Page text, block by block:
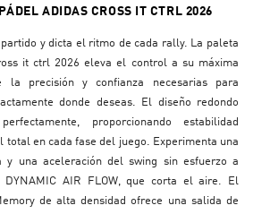
ADIDAS CROSS IT CTRL 2026
y dicta el ritmo de cada rally. La paleta
it ctrl 2026 eleva el control a su máxima
la precisión y confianza necesarias para
donde deseas. El diseño redondo
proporcionando estabilidad
total en cada fase del juego. Experimenta una
y una aceleración del swing sin esfuerzo a
DYNAMIC AIR FLOW, que corta el aire. El
de alta densidad ofrece una salida de